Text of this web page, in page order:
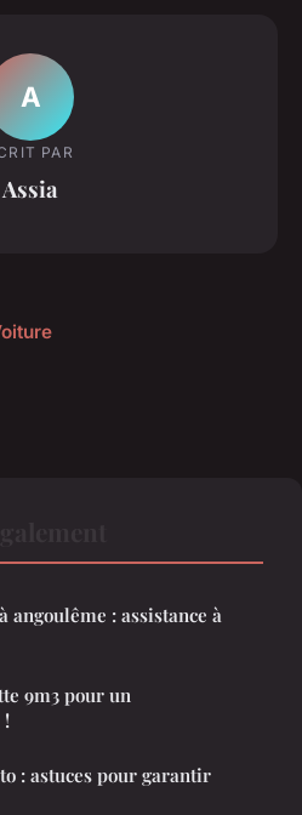
A
PAR
Assia
: assistance à
9m3 pour un
!
: astuces pour garantir